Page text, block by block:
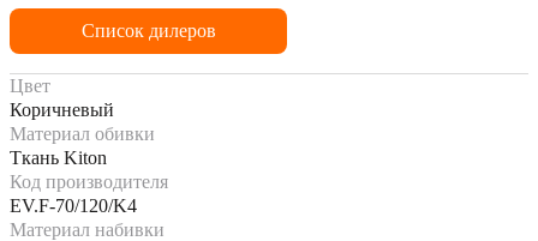
Список дилеров
Цвет
Коричневый
Материал обивки
Ткань Kiton
Код производителя
EV.F-70/120/K4
Материал набивки